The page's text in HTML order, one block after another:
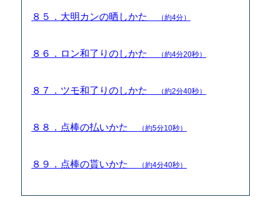
８５．大明カンの晒しかた （約4分）
８６．ロン和了りのしかた （約4分20秒）
８７．ツモ和了りのしかた （約2分40秒）
８８．点棒の払いかた （約5分10秒）
８９．点棒の貰いかた （約4分40秒）